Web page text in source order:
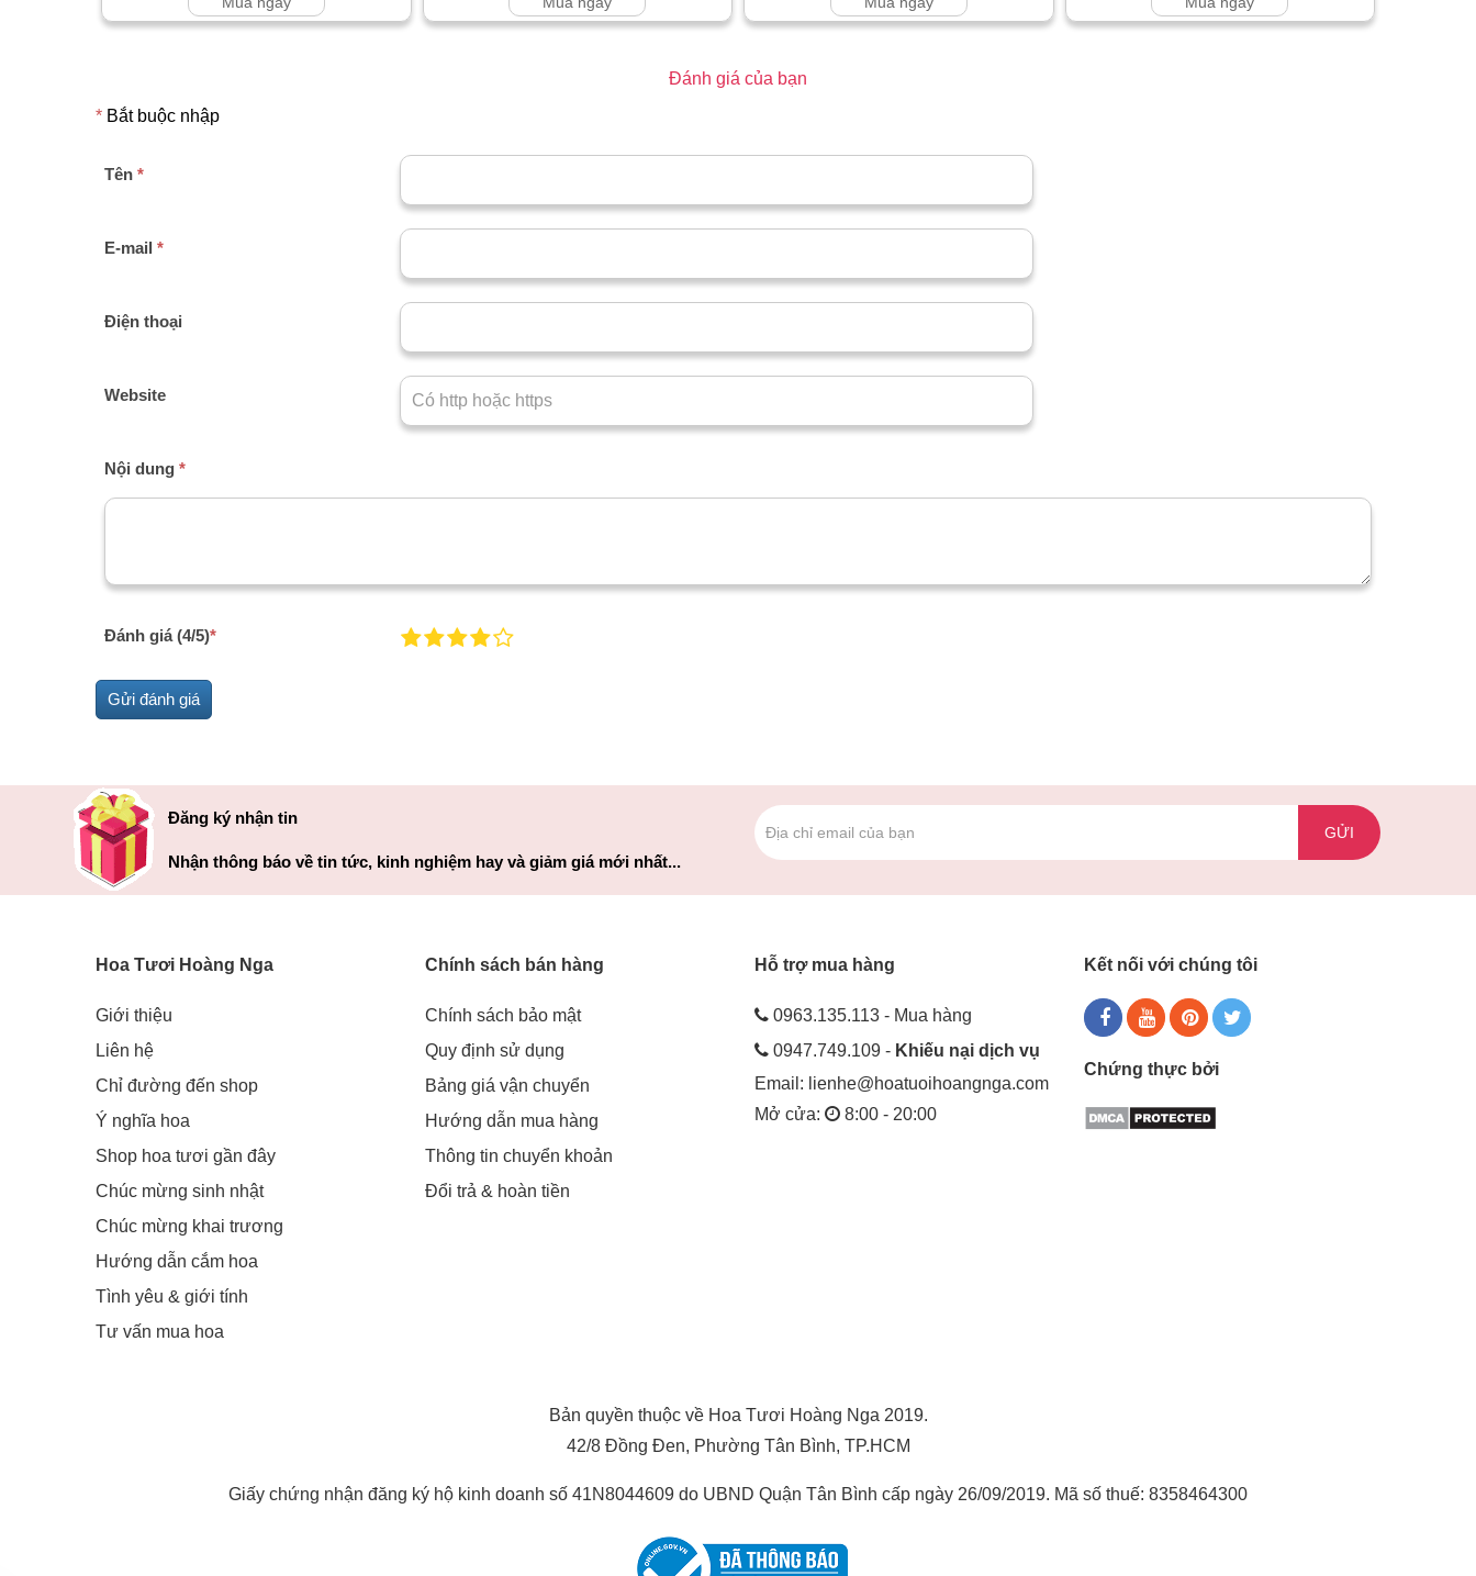
Đánh giá của bạn
* Bắt buộc nhập
Tên *
E-mail *
Điện thoại
Website
Nội dung *
Đánh giá (4/5)*
Đăng ký nhận tin
Nhận thông báo về tin tức, kinh nghiệm hay và giảm giá mới nhất...
GỬI
Hoa Tươi Hoàng Nga
Giới thiệu
Liên hệ
Chỉ đường đến shop
Ý nghĩa hoa
Shop hoa tươi gần đây
Chúc mừng sinh nhật
Chúc mừng khai trương
Hướng dẫn cắm hoa
Tình yêu & giới tính
Tư vấn mua hoa
Chính sách bán hàng
Chính sách bảo mật
Quy định sử dụng
Bảng giá vận chuyển
Hướng dẫn mua hàng
Thông tin chuyển khoản
Đổi trả & hoàn tiền
Hỗ trợ mua hàng
0963.135.113 - Mua hàng
0947.749.109 - Khiếu nại dịch vụ
Email: lienhe@hoatuoihoangnga.com
Mở cửa:
8:00 - 20:00
Kết nối với chúng tôi
Chứng thực bởi
Bản quyền thuộc về Hoa Tươi Hoàng Nga 2019.
42/8 Đồng Đen, Phường Tân Bình, TP.HCM
Giấy chứng nhận đăng ký hộ kinh doanh số 41N8044609 do UBND Quận Tân Bình cấp ngày 26/09/2019. Mã số thuế: 8358464300